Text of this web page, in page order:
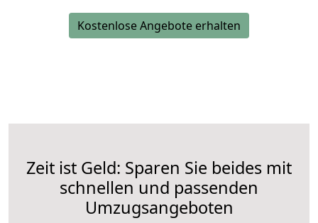
Kostenlose Angebote erhalten
Zeit ist Geld: Sparen Sie beides mit
schnellen und passenden
Umzugsangeboten